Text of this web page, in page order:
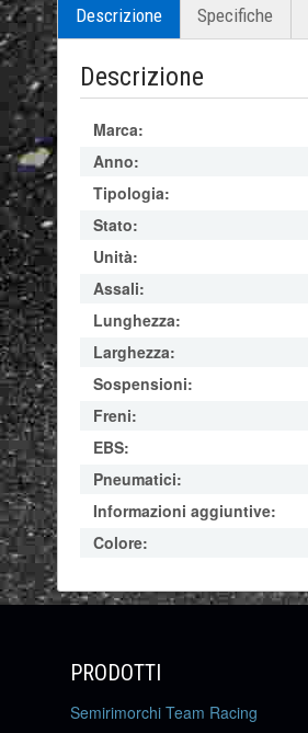
Descrizione Specifiche
Descrizione
Marca:
Anno:
Tipologia:
Stato:
Unità:
Assali:
Lunghezza:
Larghezza:
Sospensioni:
Freni:
EBS:
Pneumatici:
Informazioni aggiuntive:
Colore:
PRODOTTI
Semirimorchi Team Racing